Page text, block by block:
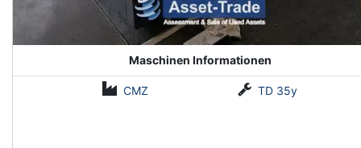
Maschinen Informationen
CMZ TD 35y